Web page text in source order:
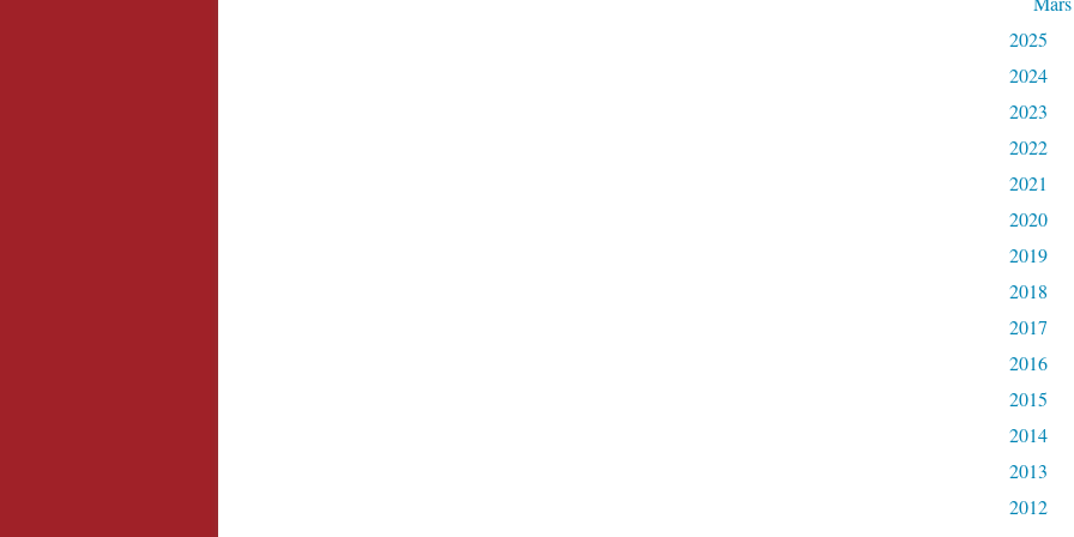
2025
2024
2023
2022
2021
2020
2019
2018
2017
2016
2015
2014
2013
2012